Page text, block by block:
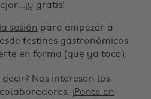
gratis!
sesión para empezar a
festines gastronómicos
en forma (que ya toca).
decir? Nos interesan los
¡Ponte en
New Zealand
Norge
Österreich